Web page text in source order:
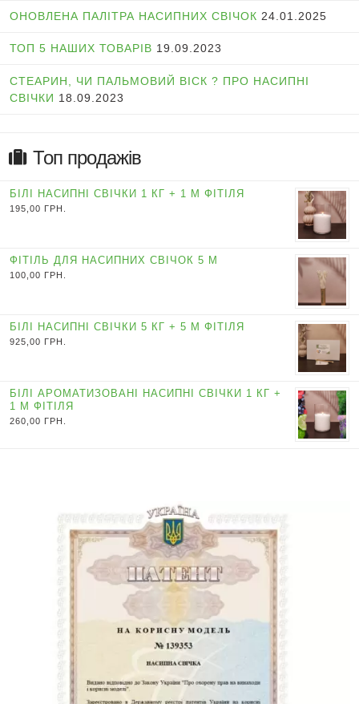
ОНОВЛЕНА ПАЛІТРА НАСИПНИХ СВІЧОК 24.01.2025
ТОП 5 НАШИХ ТОВАРІВ 19.09.2023
СТЕАРИН, ЧИ ПАЛЬМОВИЙ ВІСК ? ПРО НАСИПНІ
СВІЧКИ 18.09.2023
Топ продажів
БІЛІ НАСИПНІ СВІЧКИ 1 КГ + 1 М ФІТІЛЯ
195,00 ГРН.
ФІТІЛЬ ДЛЯ НАСИПНИХ СВІЧОК 5 М
100,00 ГРН.
БІЛІ НАСИПНІ СВІЧКИ 5 КГ + 5 М ФІТІЛЯ
925,00 ГРН.
БІЛІ АРОМАТИЗОВАНІ НАСИПНІ СВІЧКИ 1 КГ +
1 М ФІТІЛЯ
260,00 ГРН.